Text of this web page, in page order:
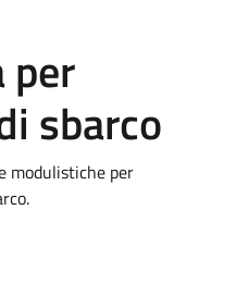
per
sbarco
modulistiche per